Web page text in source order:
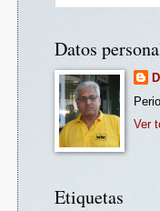
Datos
Ver
Etiquetas